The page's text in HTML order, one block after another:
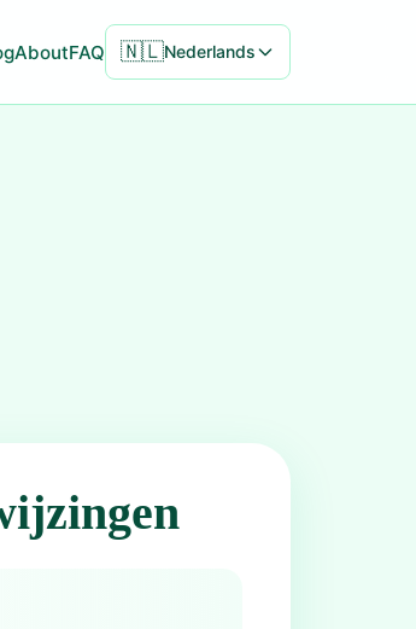
AboutFAQ 🇳🇱Nederlands